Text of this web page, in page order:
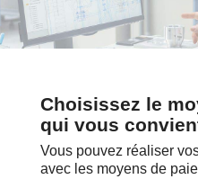
Choisissez le
qui vous
Vous pouvez réaliser
avec les moyens de